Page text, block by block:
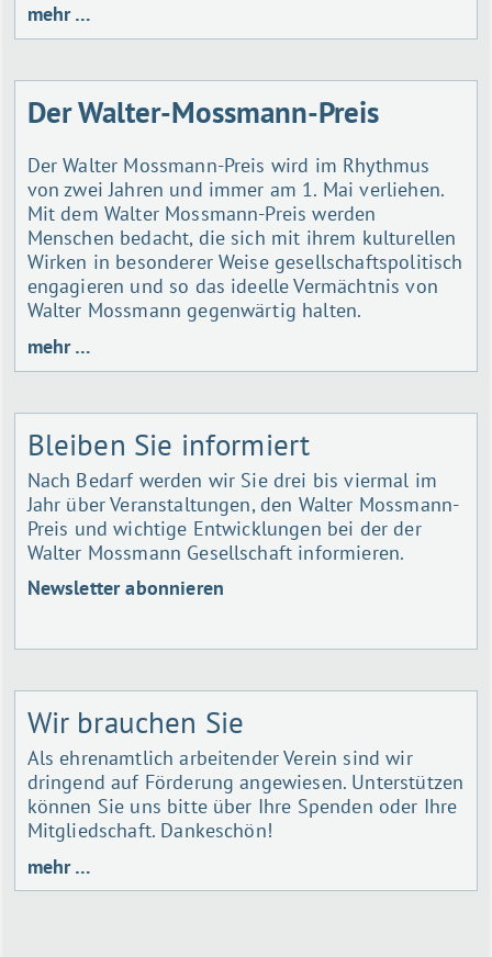
mehr …
Der Walter-Mossmann-Preis
Der Walter Mossmann-Preis wird im Rhythmus
von zwei Jahren und immer am 1. Mai verliehen.
Mit dem Walter Mossmann-Preis werden
Menschen bedacht, die sich mit ihrem kulturellen
Wirken in besonderer Weise gesellschaftspolitisch
engagieren und so das ideelle Vermächtnis von
Walter Mossmann gegenwärtig halten.
mehr …
Bleiben Sie informiert
Nach Bedarf werden wir Sie drei bis viermal im
Jahr über Veranstaltungen, den Walter Mossmann-
Preis und wichtige Entwicklungen bei der der
Walter Mossmann Gesellschaft informieren.
Newsletter abonnieren
Wir brauchen Sie
Als ehrenamtlich arbeitender Verein sind wir
dringend auf Förderung angewiesen. Unterstützen
können Sie uns bitte über Ihre Spenden oder Ihre
Mitgliedschaft. Dankeschön!
mehr …